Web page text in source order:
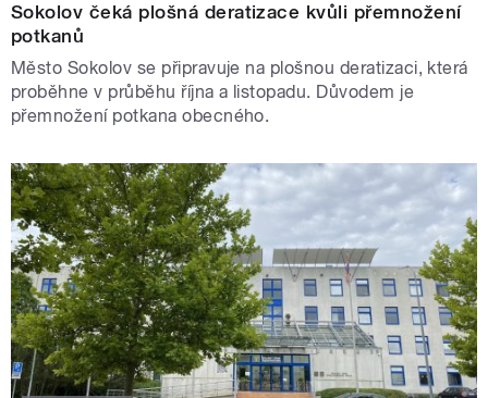
Sokolov čeká plošná deratizace kvůli přemnožení
potkanů
Město Sokolov se připravuje na plošnou deratizaci, která
proběhne v průběhu října a listopadu. Důvodem je
přemnožení potkana obecného.